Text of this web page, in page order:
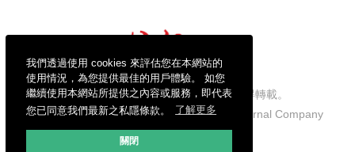
我們透過使用 cookies 來評估您在本網站的
使用情況，為您提供最佳的用戶體驗。 如您
繼續使用本網站所提供之內容或服務，即代表
您已同意我們最新之私隱條款。
了解更多
關閉
信報財經新聞有限公司版權所有，不得轉載。
Copyright © 2026 Hong Kong Economic Journal Company
Limited. All rights reserved.